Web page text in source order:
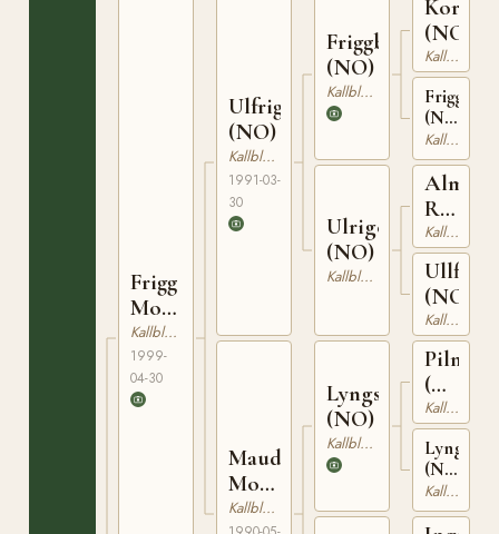
Frigg
Mollyn
(NO)
Kallblodig Travare
1999-
04-30
Ulfrigg
(NO)
Kallblodig Travare
1991-03-
30
Maud
Mollyn
(NO)
Kallblodig Travare
Friggbest
(NO)
Kallblodig Travare
Ulrigela
(NO)
Kallblodig Travare
Lyngsvarten
(NO)
Kallblodig Travare
Korbest
(NO)
Kallblodig Travare
Frigge
(NO)
T-
22954
Kallblodig Travare
Alm
Rigel
(NO)
Kallblodig Travare
Ullfly
(NO)
Kallblodig Travare
Pilmin
(NO)
N
2077
Kallblodig Travare
Lyngmöy
(NO)
T-
23043
Kallblodig Travare